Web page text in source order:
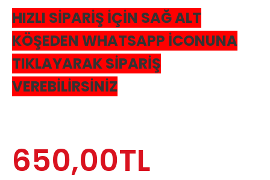
HIZLI SİPARİŞ İÇİN SAĞ ALT
KÖŞEDEN WHATSAPP İCONUNA
TIKLAYARAK SİPARİŞ
VEREBİLİRSİNİZ
650,00TL